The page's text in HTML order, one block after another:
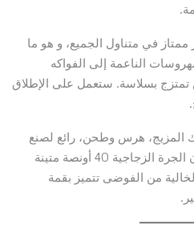
هو اختيار ممتاز في متناول الجميع، و هو ما
الناعمة إلى الفواكه
تمتزج بسلاسة. ستعمل على الإطلاق
ذلك المزيج، هرس وطحن، رائع لصنع
الصلصات و الصلصات مكتنزة. إن الجرة الزجاجية 40 أونصة متينة
من الفوضى تتميز بقمة